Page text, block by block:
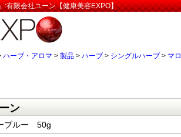
有限会社ユーン【健康美容EXPO】
ハーブ・アロマ > 製品 > ハーブ > シングルハーブ > マ
ン
ブルー 50g